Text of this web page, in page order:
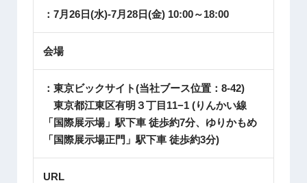
：7月26日(水)-7月28日(金) 10:00～18:00
会場
：東京ビックサイト(当社ブース位置：8-42)
東京都江東区有明３丁目11−1 (りんかい線
「国際展示場」駅下車 徒歩約7分、ゆりかもめ
「国際展示場正門」駅下車 徒歩約3分)
URL